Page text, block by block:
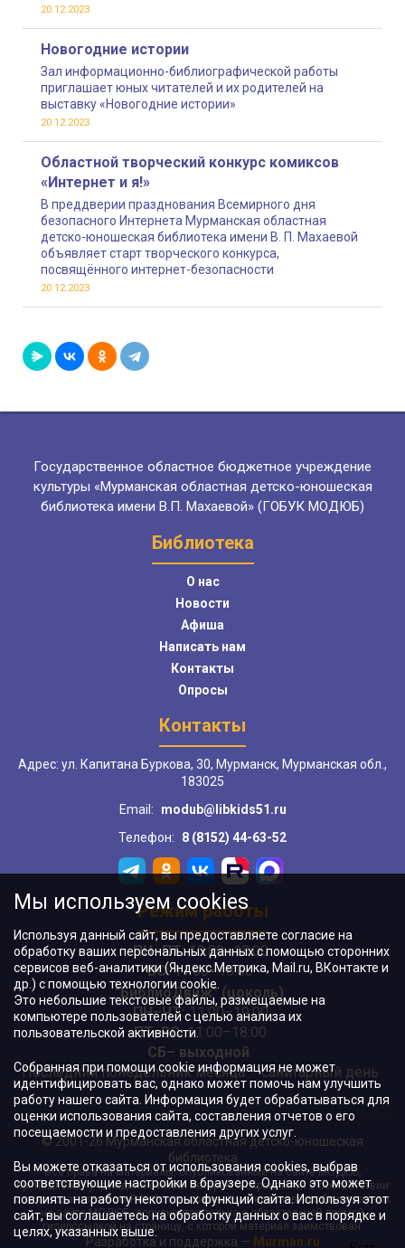
20.12.2023
Новогодние истории
Зал информационно-библиографической работы
приглашает юных читателей и их родителей на
выставку «Новогодние истории»
20.12.2023
Областной творческий конкурс комиксов
«Интернет и я!»
В преддверии празднования Всемирного дня
безопасного Интернета Мурманская областная
детско-юношеская библиотека имени В. П. Махаевой
объявляет старт творческого конкурса,
посвящённого интернет-безопасности
20.12.2023
Государственное областное бюджетное учреждение
культуры «Мурманская областная детско-юношеская
библиотека имени В.П. Махаевой» (ГОБУК МОДЮБ)
Библиотека
О нас
Новости
Афиша
Написать нам
Контакты
Опросы
Контакты
Адрес: ул. Капитана Буркова, 30, Мурманск, Мурманская обл.,
183025
Email:
modub@libkids51.ru
Телефон:
8 (8152) 44-63-52
Режим работы
ПН–ПТ:10:00–18:00
ВС:11:00–18:00
"БиблиоДвиж" (цоколь):
ПН–ЧТ:11:00–19:00
ПТ, ВС:11:00–18:00
СБ– выходной
Последний понедельник месяца – санитарный день
© 2001-26 Мурманская областная детско-юношеская
библиотека
Все права на материалы, опубликованные на сайте МОДЮБ,
принадлежат учреждению и/или авторам и охраняются в соответствии
с законодательством РФ. Использование материалов, опубликованных
на сайте МОДЮБ, допускается только с обязательной прямой
гиперссылкой на страницу, с которой материал заимствован.
Разработка и поддержка — Murman.ru
Мы используем cookies
Используя данный сайт, вы предоставляете согласие на
обработку ваших персональных данных с помощью сторонних
сервисов веб-аналитики (Яндекс.Метрика, Mail.ru, ВКонтакте и
др.) с помощью технологии cookie.
Это небольшие текстовые файлы, размещаемые на
компьютере пользователей с целью анализа их
пользовательской активности.
Собранная при помощи cookie информация не может
идентифицировать вас, однако может помочь нам улучшить
работу нашего сайта. Информация будет обрабатываться для
оценки использования сайта, составления отчетов о его
посещаемости и предоставления других услуг.
Вы можете отказаться от использования cookies, выбрав
соответствующие настройки в браузере. Однако это может
повлиять на работу некоторых функций сайта. Используя этот
сайт, вы соглашаетесь на обработку данных о вас в порядке и
целях, указанных выше.